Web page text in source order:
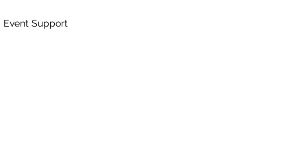
Event Support